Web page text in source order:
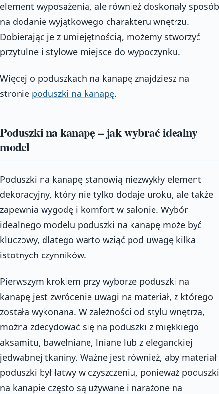
element wyposażenia, ale również doskonały sposób
na dodanie wyjątkowego charakteru wnętrzu.
Dobierając je z umiejętnością, możemy stworzyć
przytulne i stylowe miejsce do wypoczynku.
Więcej o poduszkach na kanapę znajdziesz na
stronie poduszki na kanapę.
Poduszki na kanapę – jak wybrać idealny
model
Poduszki na kanapę stanowią niezwykły element
dekoracyjny, który nie tylko dodaje uroku, ale także
zapewnia wygodę i komfort w salonie. Wybór
idealnego modelu poduszki na kanapę może być
kluczowy, dlatego warto wziąć pod uwagę kilka
istotnych czynników.
Pierwszym krokiem przy wyborze poduszki na
kanapę jest zwrócenie uwagi na materiał, z którego
została wykonana. W zależności od stylu wnętrza,
można zdecydować się na poduszki z miękkiego
aksamitu, bawełniane, lniane lub z eleganckiej
jedwabnej tkaniny. Ważne jest również, aby materiał
poduszki był łatwy w czyszczeniu, ponieważ poduszki
na kanapie często są używane i narażone na